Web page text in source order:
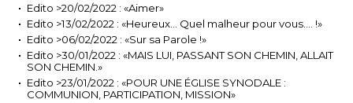
Edito >20/02/2022 : «Aimer»
Edito >13/02/2022 : «Heureux… Quel malheur pour vous…. !»
Edito >06/02/2022 : «Sur sa Parole !»
Edito >30/01/2022 : «MAIS LUI, PASSANT SON CHEMIN, ALLAIT
SON CHEMIN.»
Edito >23/01/2022 : «POUR UNE ÉGLISE SYNODALE :
COMMUNION, PARTICIPATION, MISSION»